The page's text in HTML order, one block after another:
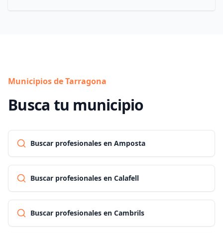
Municipios de Tarragona
Busca tu municipio
Buscar profesionales en Amposta
Buscar profesionales en Calafell
Buscar profesionales en Cambrils